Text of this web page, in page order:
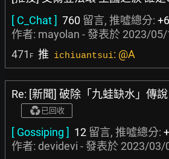
[ C_Chat ] 760 留言, 推噓總分:
作者: mayolan - 發表於 2023/05/
471 F 推 ichiuantsui: @A
Re: [新聞] 破除「九蛙缺水」傳
已回收
[ Gossiping ] 12 留言, 推噓總分:
作者: devidevi - 發表於 2023/03/